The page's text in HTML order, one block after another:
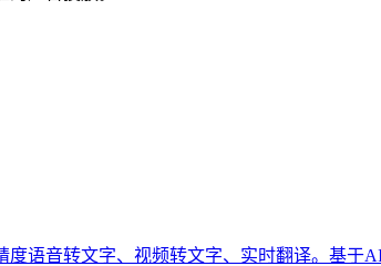
语音转文字、视频转文字、实时翻译。基于